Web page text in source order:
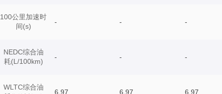
100公里加速时
间(s)
NEDC综合油
耗(L/100km)
WLTC综合油
- - -
- - -
6.97 6.97 6.97